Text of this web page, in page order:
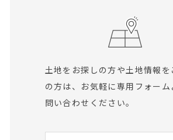
土地をお探しの方や土地情報を
の方は、
お気軽に専用フォーム
問い合わせください。